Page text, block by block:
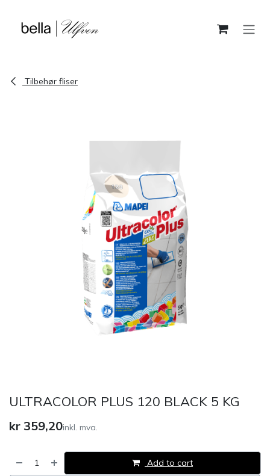
Tilbehør fliser
ULTRACOLOR PLUS 120 BLACK 5 KG
kr 359,20inkl. mva.
Add to cart